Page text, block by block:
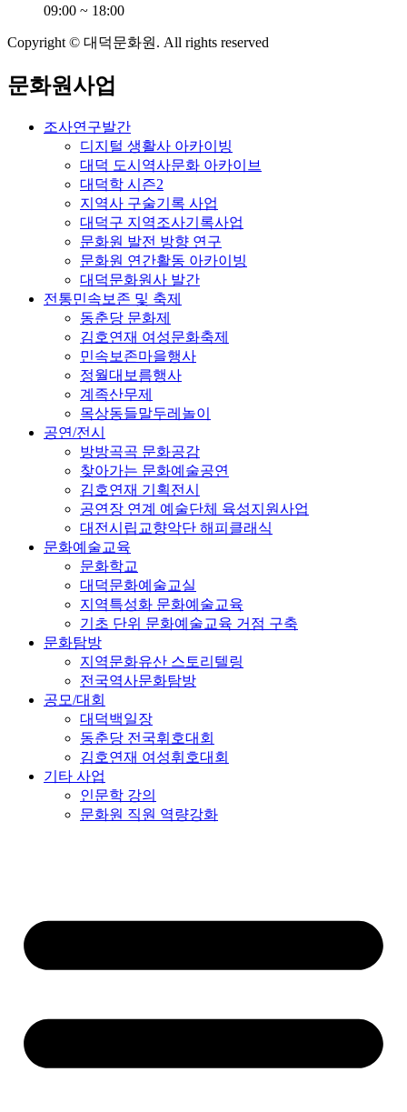
09:00 ~ 18:00
Copyright © 대덕문화원. All rights reserved
문화원사업
조사연구발간
디지털 생활사 아카이빙
대덕 도시역사문화 아카이브
대덕학 시즌2
지역사 구술기록 사업
대덕구 지역조사기록사업
문화원 발전 방향 연구
문화원 연간활동 아카이빙
대덕문화원사 발간
전통민속보존 및 축제
동춘당 문화제
김호연재 여성문화축제
민속보존마을행사
정월대보름행사
계족산무제
목상동들말두레놀이
공연/전시
방방곡곡 문화공감
찾아가는 문화예술공연
김호연재 기획전시
공연장 연계 예술단체 육성지원사업
대전시립교향악단 해피클래식
문화예술교육
문화학교
대덕문화예술교실
지역특성화 문화예술교육
기초 단위 문화예술교육 거점 구축
문화탐방
지역문화유산 스토리텔링
전국역사문화탐방
공모/대회
대덕백일장
동춘당 전국휘호대회
김호연재 여성휘호대회
기타 사업
인문학 강의
문화원 직원 역량강화